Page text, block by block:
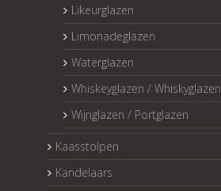
Likeurglazen
Limonadeglazen
Waterglazen
Whiskeyglazen / Whiskyglazen
Wijnglazen / Portglazen
Kaasstolpen
Kandelaars